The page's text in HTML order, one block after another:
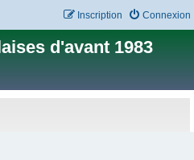
Connexion
Inscription
d'avant 1983